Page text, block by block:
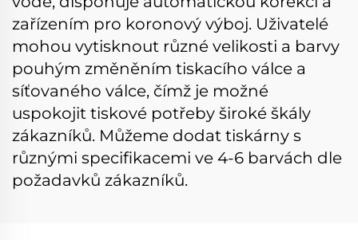
zařízením pro koronový výboj. Uživatelé
mohou vytisknout různé velikosti a barvy
pouhým změněním tiskacího válce a
síťovaného válce, čímž je možné
uspokojit tiskové potřeby široké škály
zákazníků. Můžeme dodat tiskárny s
různými specifikacemi ve 4-6 barvách dle
požadavků zákazníků.